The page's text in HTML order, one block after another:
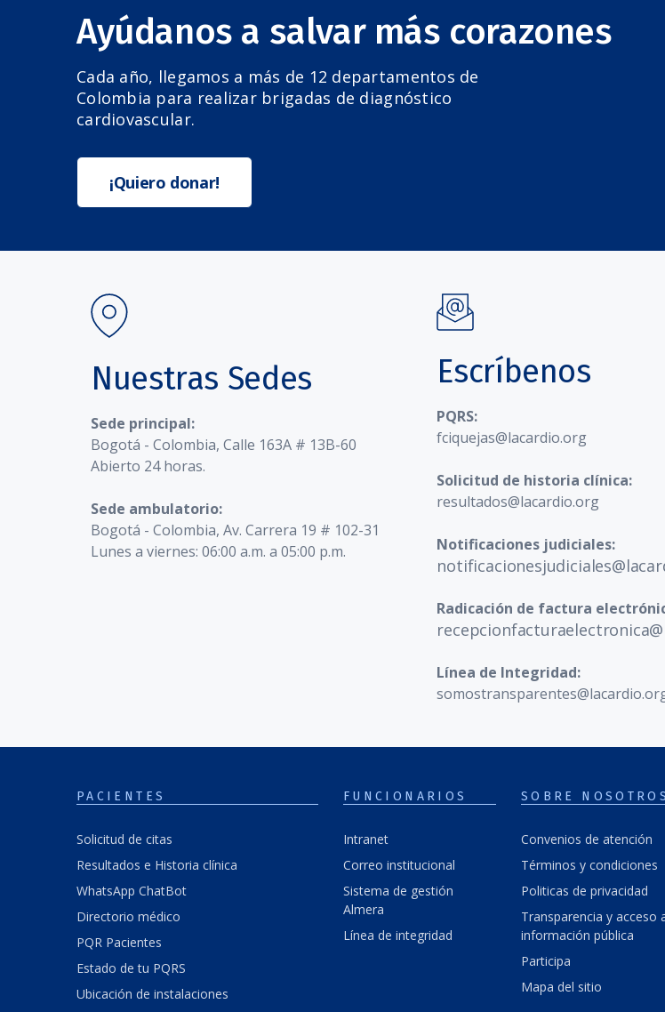
Ayúdanos a salvar más corazones
Cada año, llegamos a más de 12 departamentos de
Colombia para realizar brigadas de diagnóstico
cardiovascular.
¡Quiero donar!
Nuestras Sedes
Sede principal:
Bogotá - Colombia, Calle 163A # 13B-60
Abierto 24 horas.
Sede ambulatorio:
Bogotá - Colombia, Av. Carrera 19 # 102-31
Lunes a viernes: 06:00 a.m. a 05:00 p.m.
Escríbenos
PQRS:
fciquejas@lacardio.org
Solicitud de historia clínica:
resultados@lacardio.org
Notificaciones judiciales:
Radicación de factura
Línea de Integridad:
PACIENTES
Solicitud de citas
Resultados e Historia clínica
WhatsApp ChatBot
Directorio médico
PQR Pacientes
Estado de tu PQRS
Ubicación de instalaciones
FUNCIONARIOS
Intranet
Correo institucional
Sistema de gestión
Almera
Línea de integridad
SOBRE NOSOTROS
Convenios de atención
Términos y condiciones
Politicas de privacidad
Transparencia y acceso
información pública
Participa
Mapa del sitio